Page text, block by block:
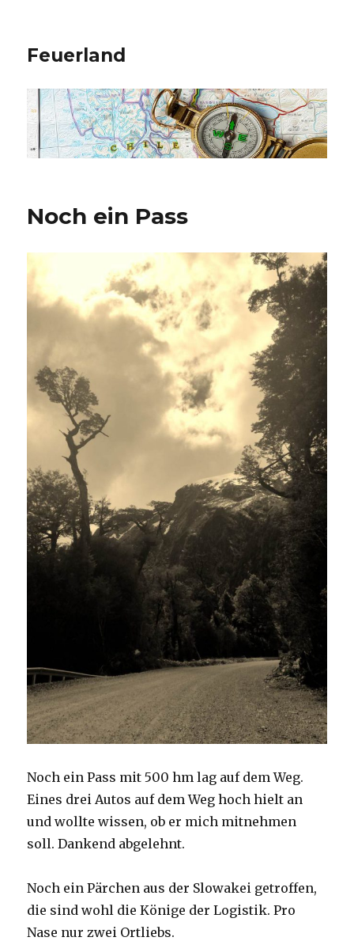
Feuerland
Noch ein Pass
Noch ein Pass mit 500 hm lag auf dem Weg.
Eines drei Autos auf dem Weg hoch hielt an
und wollte wissen, ob er mich mitnehmen
soll. Dankend abgelehnt.
Noch ein Pärchen aus der Slowakei getroffen,
die sind wohl die Könige der Logistik. Pro
Nase nur zwei Ortliebs.